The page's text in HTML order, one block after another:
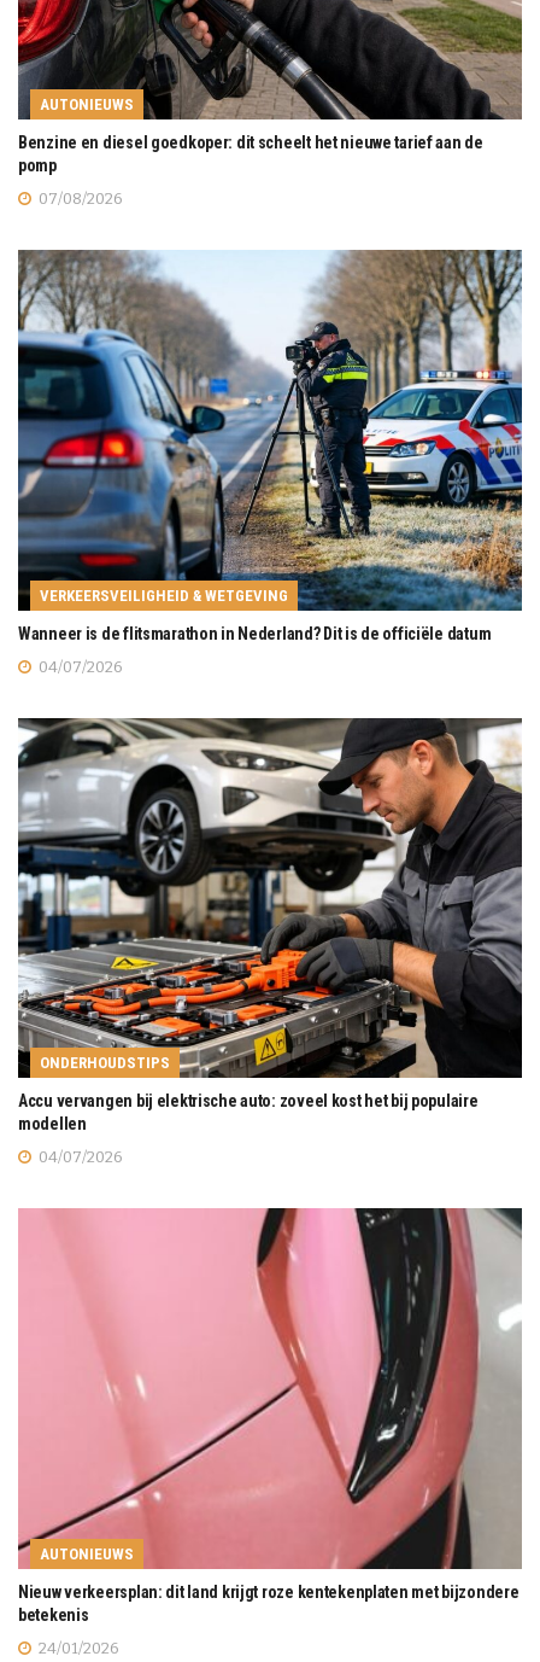
AUTONIEUWS
Benzine en diesel goedkoper: dit scheelt het nieuwe tarief aan de
pomp
07/08/2026
VERKEERSVEILIGHEID & WETGEVING
Wanneer is de flitsmarathon in Nederland? Dit is de officiële datum
04/07/2026
ONDERHOUDSTIPS
Accu vervangen bij elektrische auto: zoveel kost het bij populaire
modellen
04/07/2026
AUTONIEUWS
Nieuw verkeersplan: dit land krijgt roze kentekenplaten met bijzondere
betekenis
24/01/2026